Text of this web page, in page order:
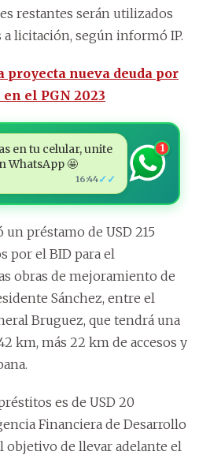
restantes serán utilizados
licitación, según informó IP.
proyecta nueva deuda por
el PGN 2023
en tu celular, unite
WhatsApp 🤩
16:44✓✓
1
préstamo de USD 215
por el BID para el
obras de mejoramiento de
Sánchez, entre el
Bruguez, que tendrá una
km, más 22 km de accesos y
es de USD 20
Financiera de Desarrollo
objetivo de llevar adelante el